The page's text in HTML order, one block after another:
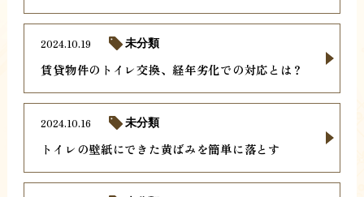
賃貸物件のトイレ交換、経年劣化での対応とは？
2024.10.19 未分類
トイレの壁紙にできた黄ばみを簡単に落とす
2024.10.16 未分類